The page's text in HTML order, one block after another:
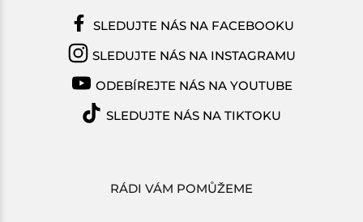
RÁDI VÁM POMŮŽEME
SLEDUJTE NÁS NA FACEBOOKU
SLEDUJTE NÁS NA INSTAGRAMU
ODEBÍREJTE NÁS NA YOUTUBE
SLEDUJTE NÁS NA TIKTOKU